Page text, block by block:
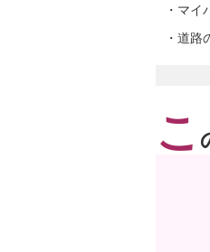
・マイ
・道路
こ